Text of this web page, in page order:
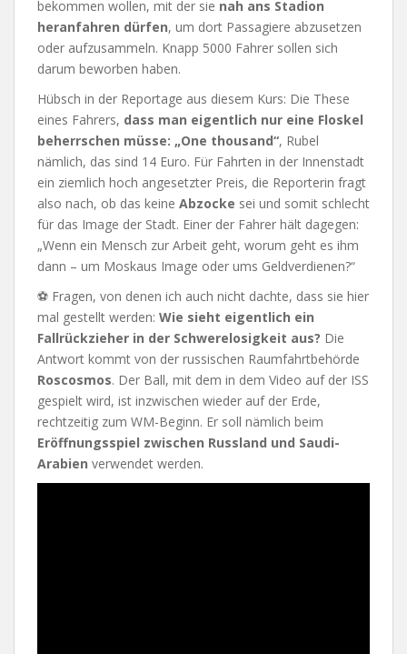
bekommen wollen, mit der sie nah ans Stadion
heranfahren dürfen, um dort Passagiere abzusetzen
oder aufzusammeln. Knapp 5000 Fahrer sollen sich
darum beworben haben.
Hübsch in der Reportage aus diesem Kurs: Die These
eines Fahrers, dass man eigentlich nur eine Floskel
beherrschen müsse: „One thousand“, Rubel
nämlich, das sind 14 Euro. Für Fahrten in der Innenstadt
ein ziemlich hoch angesetzter Preis, die Reporterin fragt
also nach, ob das keine Abzocke sei und somit schlecht
für das Image der Stadt. Einer der Fahrer hält dagegen:
„Wenn ein Mensch zur Arbeit geht, worum geht es ihm
dann – um Moskaus Image oder ums Geldverdienen?“
⚽ Fragen, von denen ich auch nicht dachte, dass sie hier
mal gestellt werden: Wie sieht eigentlich ein
Fallrückzieher in der Schwerelosigkeit aus? Die
Antwort kommt von der russischen Raumfahrtbehörde
Roscosmos. Der Ball, mit dem in dem Video auf der ISS
gespielt wird, ist inzwischen wieder auf der Erde,
rechtzeitig zum WM-Beginn. Er soll nämlich beim
Eröffnungsspiel zwischen Russland und Saudi-
Arabien verwendet werden.